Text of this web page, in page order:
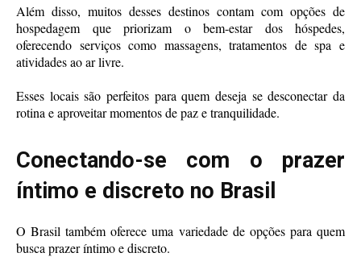
Além disso, muitos desses destinos contam com opções de
hospedagem que priorizam o bem-estar dos hóspedes,
oferecendo serviços como massagens, tratamentos de spa e
atividades ao ar livre.
Esses locais são perfeitos para quem deseja se desconectar da
rotina e aproveitar momentos de paz e tranquilidade.
Conectando-se com o prazer
íntimo e discreto no Brasil
O Brasil também oferece uma variedade de opções para quem
busca prazer íntimo e discreto.